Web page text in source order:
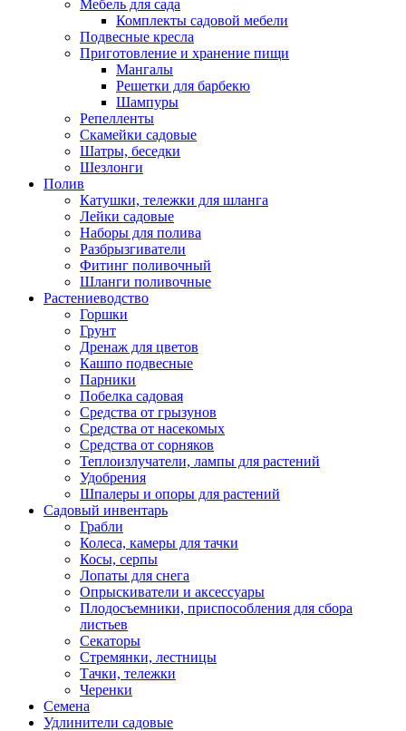
Мебель для сада
Комплекты садовой мебели
Подвесные кресла
Приготовление и хранение пищи
Мангалы
Решетки для барбекю
Шампуры
Репелленты
Скамейки садовые
Шатры, беседки
Шезлонги
Полив
Катушки, тележки для шланга
Лейки садовые
Наборы для полива
Разбрызгиватели
Фитинг поливочный
Шланги поливочные
Растениеводство
Горшки
Грунт
Дренаж для цветов
Кашпо подвесные
Парники
Побелка садовая
Средства от грызунов
Средства от насекомых
Средства от сорняков
Теплоизлучатели, лампы для растений
Удобрения
Шпалеры и опоры для растений
Садовый инвентарь
Грабли
Колеса, камеры для тачки
Косы, серпы
Лопаты для снега
Опрыскиватели и аксессуары
Плодосъемники, приспособления для сбора
листьев
Секаторы
Стремянки, лестницы
Тачки, тележки
Черенки
Семена
Удлинители садовые